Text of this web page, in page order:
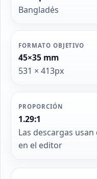
Bangladés
FORMATO OBJETIVO
45×35 mm
531 × 413px
PROPORCIÓN
1.29:1
Las descargas
en el editor